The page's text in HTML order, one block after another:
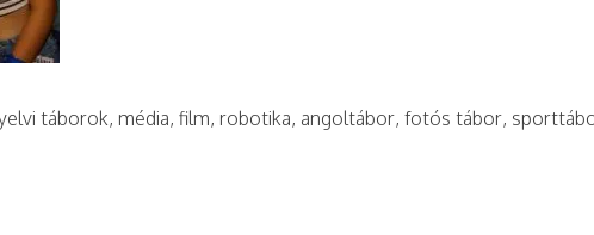
táborok, média, film, robotika, angoltábor, fotós tábor,